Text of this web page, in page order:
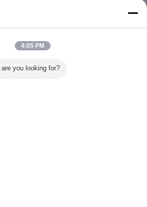
防水 2k エアゾー
ル スプレー ペイ
4:05 PM
you looking for?